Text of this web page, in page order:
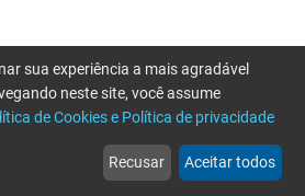
web
Notícias
more_horiz
Mais
sua experiência a mais agradável
neste site, você assume
de Cookies e Política de privacidade
Recusar Aceitar todos
por favor tente novamente